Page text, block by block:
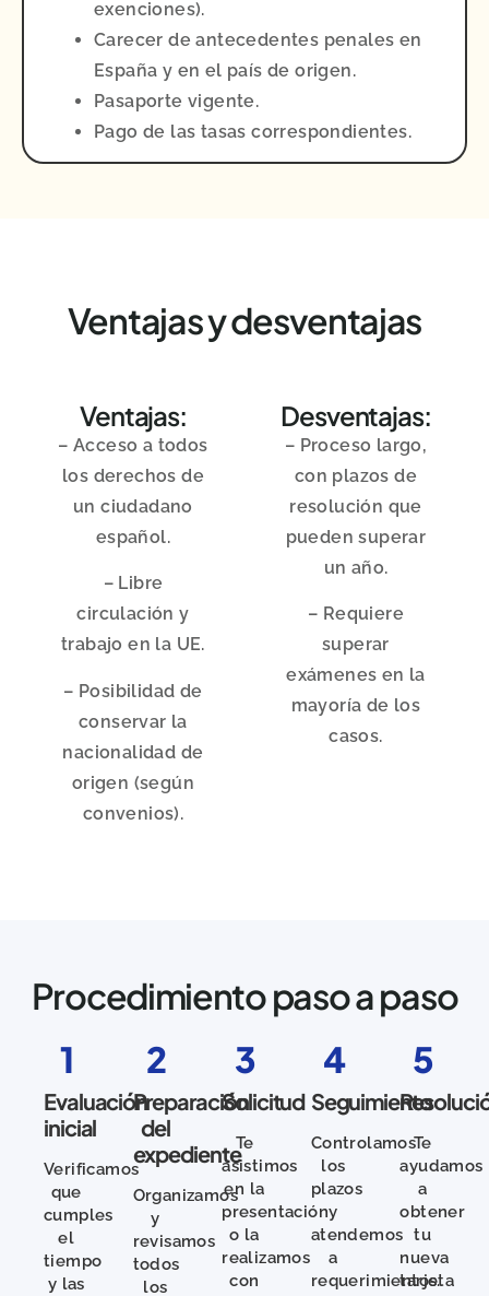
exenciones).
Carecer de antecedentes penales en
España y en el país de origen.
Pasaporte vigente.
Pago de las tasas correspondientes.
Ventajas y desventajas
Ventajas:
– Acceso a todos
los derechos de
un ciudadano
español.
– Libre
circulación y
trabajo en la UE.
– Posibilidad de
conservar la
nacionalidad de
origen (según
convenios).
Desventajas:
– Proceso largo,
con plazos de
resolución que
pueden superar
un año.
– Requiere
superar
exámenes en la
mayoría de los
casos.
Procedimiento paso a paso
1
Evaluación
inicial
Verificamos
que
cumples
el
tiempo
y las
2
Preparación
del
expediente
Organizamos
y
revisamos
todos
los
3
Solicitud
Te
asistimos
en la
presentación
o la
realizamos
con
4
Seguimiento
Controlamos
los
plazos
y
atendemos
a
requerimientos.
5
Te
ayudamos
a
obtener
tu
nueva
tarjeta